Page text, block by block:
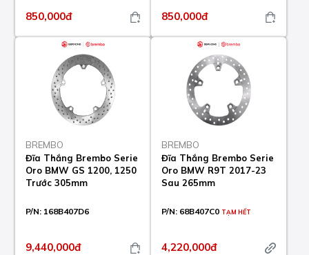
850,000đ 850,000đ
BREMBO
Đĩa Thắng Brembo Serie
Oro BMW GS 1200, 1250
Trước 305mm
P/N: 168B407D6
9,440,000đ
BREMBO
Đĩa Thắng Brembo Serie
Oro BMW R9T 2017-23
Sau 265mm
P/N: 68B407C0 TẠM HẾT
4,220,000đ